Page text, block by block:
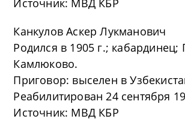
Источник: МВД КБР
Канкулов Аскер Лукманович
Родился в 1905 г.;
Камлюково.
Приговор: выселен в
Реабилитирован 24 сентября
Источник: МВД КБР